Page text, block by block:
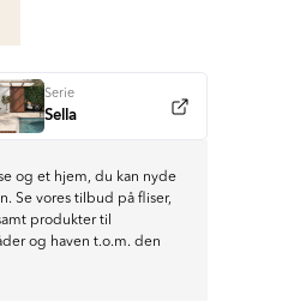
Serie
Sella
og et hjem, du kan nyde
Se vores tilbud på fliser,
produkter til
og haven t.o.m. den